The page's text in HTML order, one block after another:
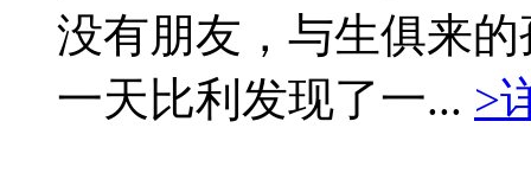
没有朋友，与生俱来
一天比利发现了一... >